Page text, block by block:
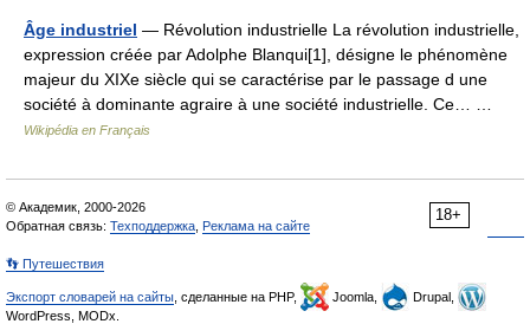
Âge industriel — Révolution industrielle La révolution industrielle,
expression créée par Adolphe Blanqui[1], désigne le phénomène
majeur du XIXe siècle qui se caractérise par le passage d une
société à dominante agraire à une société industrielle. Ce… …
Wikipédia en Français
18+
© Академик, 2000-2026
Обратная связь: Техподдержка Реклама на сайте
👣 Путешествия
Экспорт словарей на сайты , сделанные на PHP, Joomla,
Drupal,
WordPress, MODx.